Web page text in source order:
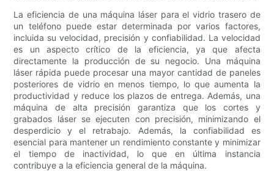
La eficiencia de una máquina láser para el vidrio trasero de
un teléfono puede estar determinada por varios factores,
incluida su velocidad, precisión y confiabilidad. La velocidad
es un aspecto crítico de la eficiencia, ya que afecta
directamente la producción de su negocio. Una máquina
láser rápida puede procesar una mayor cantidad de paneles
posteriores de vidrio en menos tiempo, lo que aumenta la
productividad y reduce los plazos de entrega. Además, una
máquina de alta precisión garantiza que los cortes y
grabados láser se ejecuten con precisión, minimizando el
desperdicio y el retrabajo. Además, la confiabilidad es
esencial para mantener un rendimiento constante y minimizar
el tiempo de inactividad, lo que en última instancia
contribuye a la eficiencia general de la máquina.